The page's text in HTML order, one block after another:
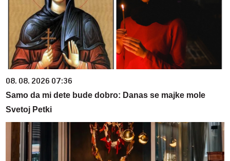
08. 08. 2026 07:36
Samo da mi dete bude dobro: Danas se majke mole
Svetoj Petki